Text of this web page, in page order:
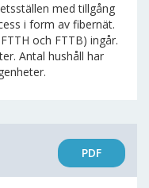
med tillgång
i form av fibernät.
och FTTB) ingår.
Antal hushåll har
PDF